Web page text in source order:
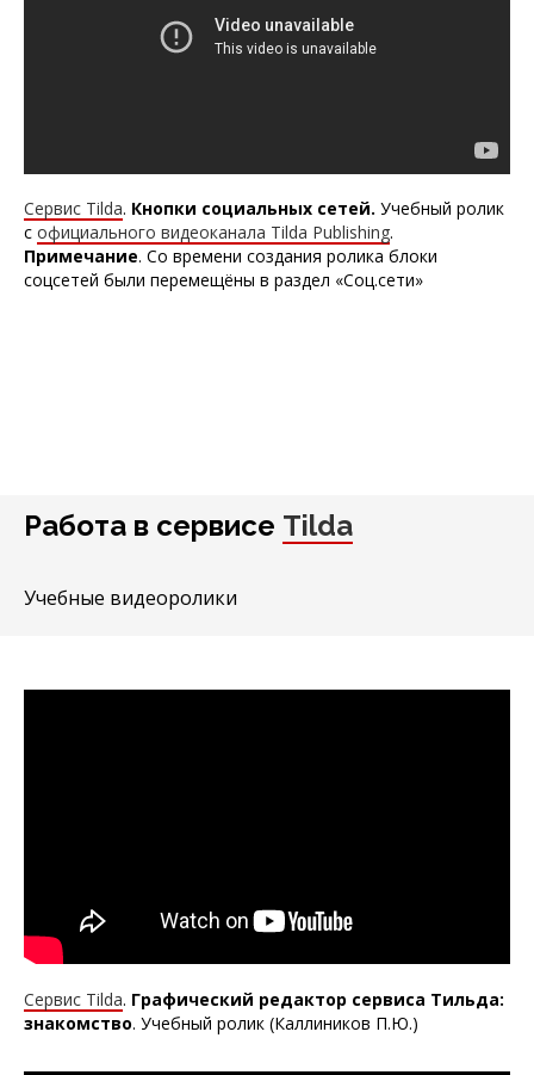
Сервис Tilda. Кнопки социальных сетей. Учебный ролик
с официального видеоканала Tilda Publishing.
Примечание. Со времени создания ролика блоки
соцсетей были перемещёны в раздел «Соц.сети»
Работа в сервисе Tilda
Учебные видеоролики
Сервис Tilda. Графический редактор сервиса Тильда:
знакомство. Учебный ролик (Каллиников П.Ю.)